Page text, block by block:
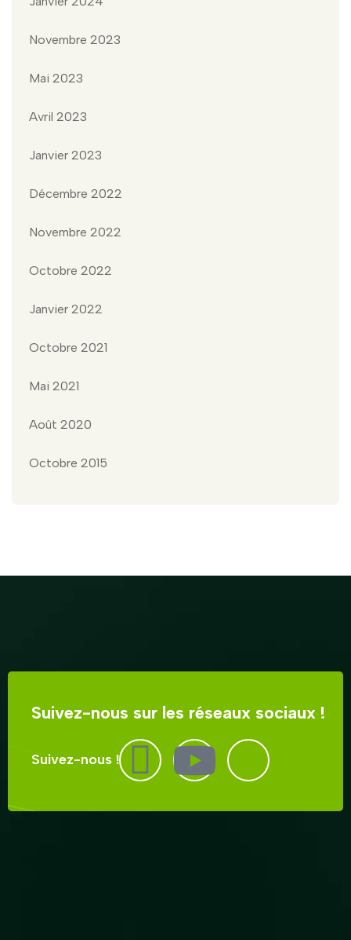
Novembre 2023
Mai 2023
Avril 2023
Janvier 2023
Décembre 2022
Novembre 2022
Octobre 2022
Janvier 2022
Octobre 2021
Mai 2021
Août 2020
Octobre 2015
Suivez-nous sur les réseaux sociaux !
Suivez-nous !